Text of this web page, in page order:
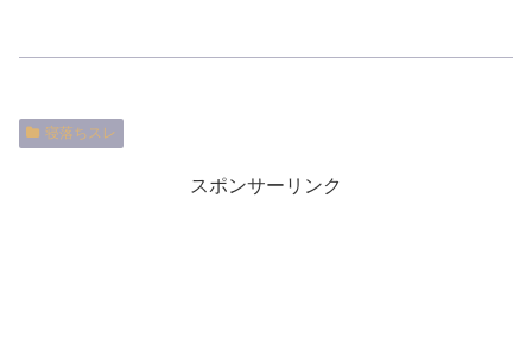
寝落ちスレ
スポンサーリンク